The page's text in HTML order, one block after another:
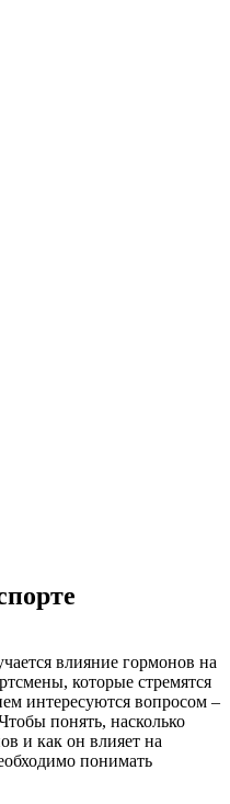
влияние гормонов на
которые стремятся
интересуются вопросом –
понять, насколько
и как он влияет на
понимать